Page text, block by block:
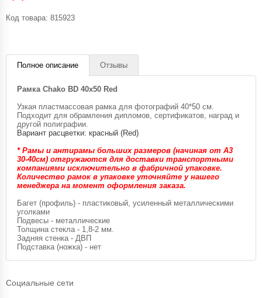
Код товара: 815923
Полное описание Отзывы
Рамка Chako BD 40x50 Red
Узкая пластмассовая рамка для фотографий 40*50 см.
Подходит для обрамления дипломов, сертификатов, наград и
другой полиграфии.
Вариант расцветки: красный (Red)
* Рамы и антирамы больших размеров (начиная от А3
30-40см) отгружаются для доставки транспортными
компаниями исключительно в фабричной упаковке.
Количество рамок в упаковке уточняйте у нашего
менеджера на момент оформления заказа.
Багет (профиль) - пластиковый, усиленный металлическими
уголками
Подвесы - металлические
Толщина стекла - 1,8-2 мм.
Задняя стенка - ДВП
Подставка (ножка) - нет
Социальные сети